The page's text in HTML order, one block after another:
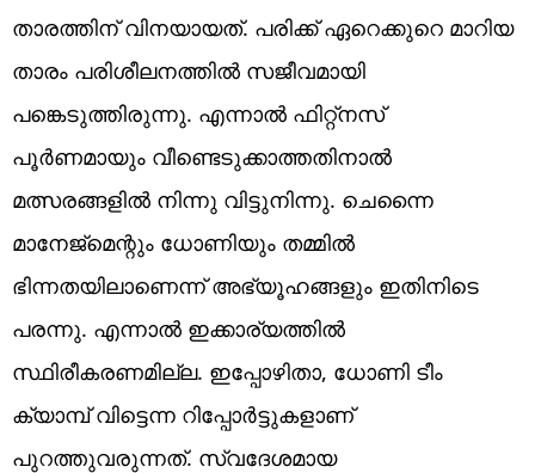
താരത്തിന് വിനയായത്. പരിക്ക് ഏറെക്കുറെ മാറിയ
താരം പരിശീലനത്തില്‍ സജീവമായി
പങ്കെടുത്തിരുന്നു. എന്നാല്‍ ഫിറ്റ്‌നസ്
പൂര്‍ണമായും വീണ്ടെടുക്കാത്തതിനാല്‍
മത്സരങ്ങളില്‍ നിന്നു വിട്ടുനിന്നു. ചെന്നൈ
മാനേജ്‌മെന്റും ധോണിയും തമ്മില്‍
ഭിന്നതയിലാണെന്ന് അഭ്യൂഹങ്ങളും ഇതിനിടെ
പരന്നു. എന്നാല്‍ ഇക്കാര്യത്തില്‍
സ്ഥിരീകരണമില്ല. ഇപ്പോഴിതാ, ധോണി ടീം
ക്യാമ്പ് വിട്ടെന്ന റിപ്പോര്‍ട്ടുകളാണ്
പുറത്തുവരുന്നത്. സ്വദേശമായ